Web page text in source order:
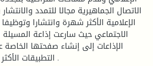
الاتصال الجماهيرية مجالا للتمدد
الإعلامية الأكثر شهرة وانتشارا
الاجتماعي حيث سارعت إذاعة
الإذاعات إلى إنشاء صفحتها الخاصة
التطبيقات الأكثر ملموسيا للواب 2.0 .